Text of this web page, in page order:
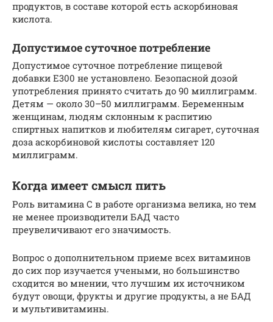
продуктов, в составе которой есть аскорбиновая
кислота.
Допустимое суточное потребление
Допустимое суточное потребление пищевой
добавки Е300 не установлено. Безопасной дозой
употребления принято считать до 90 миллиграмм.
Детям — около 30–50 миллиграмм. Беременным
женщинам, людям склонным к распитию
спиртных напитков и любителям сигарет, суточная
доза аскорбиновой кислоты составляет 120
миллиграмм.
Когда имеет смысл пить
Роль витамина С в работе организма велика, но тем
не менее производители БАД часто
преувеличивают его значимость.
Вопрос о дополнительном приеме всех витаминов
до сих пор изучается учеными, но большинство
сходится во мнении, что лучшим их источником
будут овощи, фрукты и другие продукты, а не БАД
и мультивитамины.